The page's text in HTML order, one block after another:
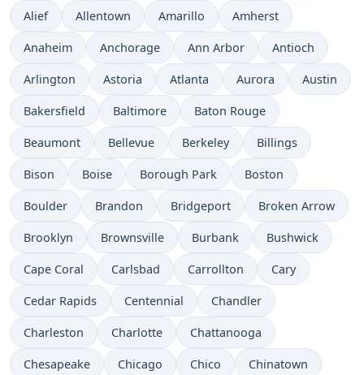
Alief Allentown Amarillo Amherst
Anaheim Anchorage Ann Arbor Antioch
Arlington Astoria Atlanta Aurora Austin
Bakersfield Baltimore Baton Rouge
Beaumont Bellevue Berkeley Billings
Bison Boise Borough Park Boston
Boulder Brandon Bridgeport Broken Arrow
Brooklyn Brownsville Burbank Bushwick
Cape Coral Carlsbad Carrollton Cary
Cedar Rapids Centennial Chandler
Charleston Charlotte Chattanooga
Chesapeake Chicago Chico Chinatown